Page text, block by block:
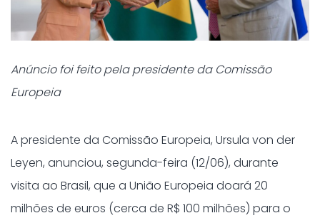
Anúncio foi feito pela presidente da Comissão
Europeia
A presidente da Comissão Europeia, Ursula von der
Leyen, anunciou, segunda-feira (12/06), durante
visita ao Brasil, que a União Europeia doará 20
milhões de euros (cerca de R$ 100 milhões) para o